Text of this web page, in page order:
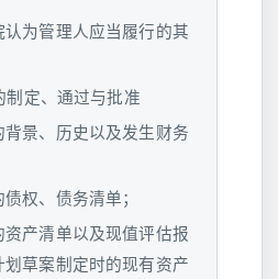
认为管理人应当履行的其
制定、通过与批准
背景、历史以及发生财务
债权、债务清单；
资产清单以及现值评估报
草案制定时的现有资产